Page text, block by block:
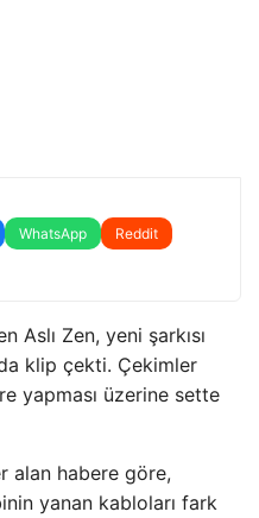
WhatsApp
Reddit
Aslı Zen, yeni şarkısı
klip çekti. Çekimler
yapması üzerine sette
alan habere göre,
yanan kabloları fark